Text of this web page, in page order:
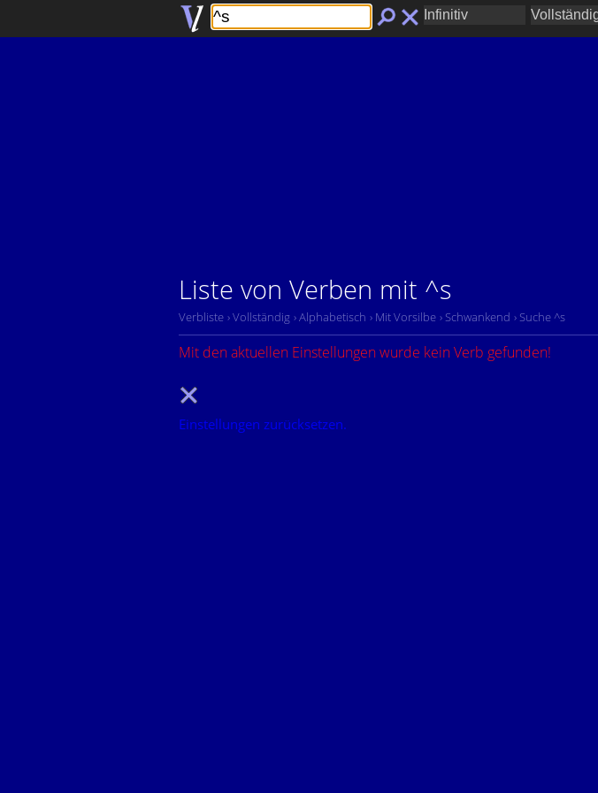
Liste von Verben mit ^s
Verbliste › Vollständig › Alphabetisch › Mit Vorsilbe › Schwankend › Suche ^s
Mit den aktuellen Einstellungen wurde kein Verb gefunden!
Einstellungen zurücksetzen.